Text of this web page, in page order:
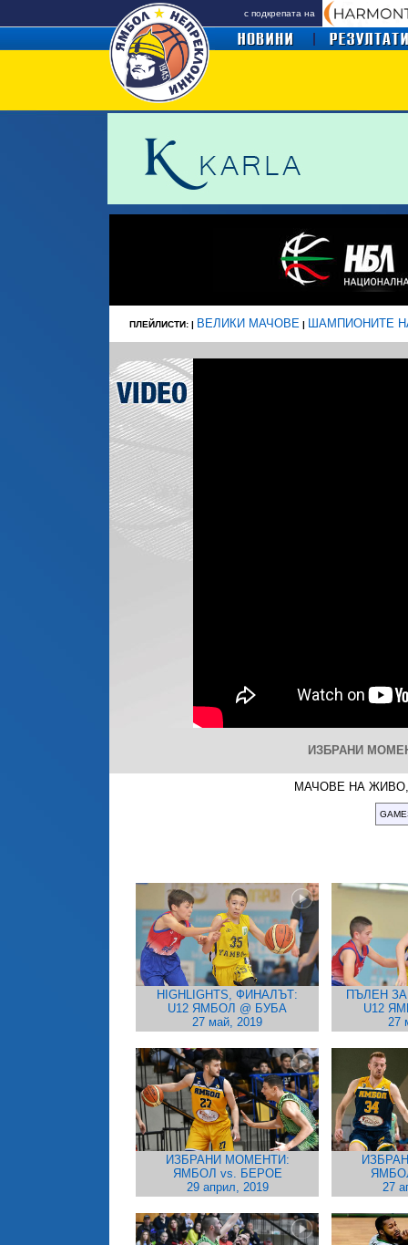
с подкрепата на
ПЛЕЙЛИСТИ: | ВЕЛИКИ МАЧОВЕ | ШАМПИОНИТЕ
ИЗБРАНИ
МАЧОВЕ НА ЖИВО,
HIGHLIGHTS, ФИНАЛЪТ:
U12 ЯМБОЛ @ БУБА
27 май, 2019
ПЪЛЕН
U12
27
ИЗБРАНИ МОМЕНТИ:
ЯМБОЛ vs. БЕРОЕ
29 април, 2019
27